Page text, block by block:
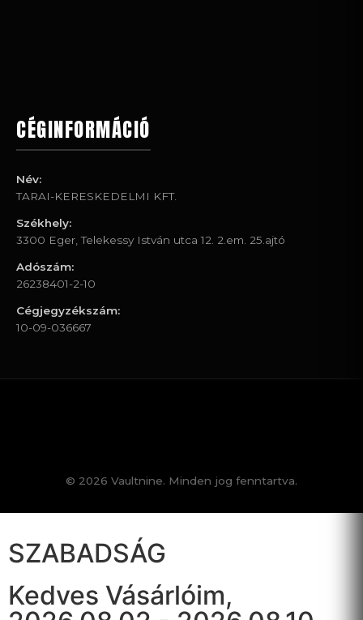
CÉGINFORMÁCIÓ
Név:
TARAI-KERESKEDELMI KFT.
Székhely:
3300 Eger, Telekessy István utca 12. 2.em. 25.ajtó
Adószám:
26238401-2-10
Cégjegyzékszám:
10-09-036667
© 2026 Vaultnine. Minden jog fenntartva.
SZABADSÁG
Kedves Vásárlóim,